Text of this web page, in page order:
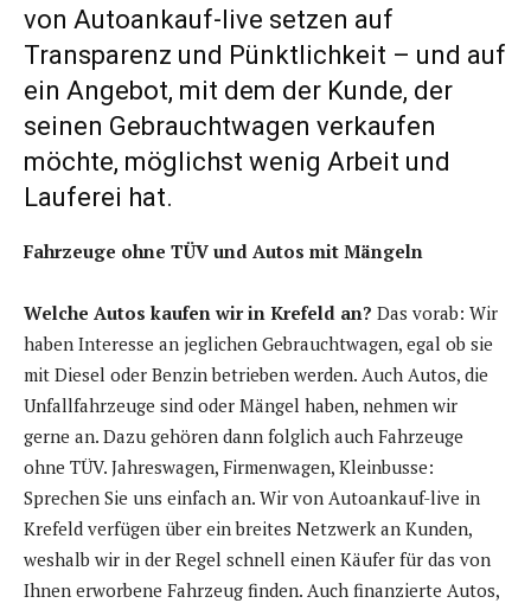
von Autoankauf-live setzen auf
Transparenz und Pünktlichkeit – und auf
ein Angebot, mit dem der Kunde, der
seinen Gebrauchtwagen verkaufen
möchte, möglichst wenig Arbeit und
Lauferei hat.
Fahrzeuge ohne TÜV und Autos mit Mängeln
Welche Autos kaufen wir in Krefeld an? Das vorab: Wir
haben Interesse an jeglichen Gebrauchtwagen, egal ob sie
mit Diesel oder Benzin betrieben werden. Auch Autos, die
Unfallfahrzeuge sind oder Mängel haben, nehmen wir
gerne an. Dazu gehören dann folglich auch Fahrzeuge
ohne TÜV. Jahreswagen, Firmenwagen, Kleinbusse:
Sprechen Sie uns einfach an. Wir von Autoankauf-live in
Krefeld verfügen über ein breites Netzwerk an Kunden,
weshalb wir in der Regel schnell einen Käufer für das von
Ihnen erworbene Fahrzeug finden. Auch finanzierte Autos,